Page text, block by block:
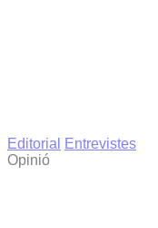
Editorial
Entrevistes
Opinió